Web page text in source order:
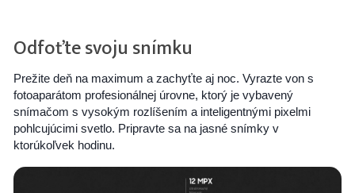
Odfoťte svoju snímku
Prežite deň na maximum a zachyťte aj noc. Vyrazte von s
fotoaparátom profesionálnej úrovne, ktorý je vybavený
snímačom s vysokým rozlíšením a inteligentnými pixelmi
pohlcujúcimi svetlo. Pripravte sa na jasné snímky v
ktorúkoľvek hodinu.